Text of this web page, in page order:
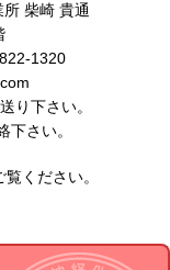
所 柴崎 貴通
1320
り下さい。
下さい。
覧ください。